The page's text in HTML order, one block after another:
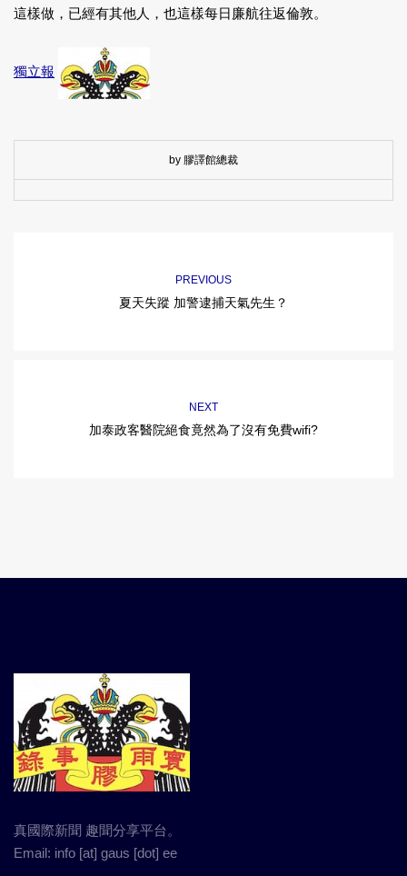
這樣做，已經有其他人，也這樣每日廉航往返倫敦。
獨立報
by 膠譯館總裁
PREVIOUS
夏天失蹤 加警逮捕天氣先生？
NEXT
加泰政客醫院絕食竟然為了沒有免費wifi?
真國際新聞 趣聞分享平台。
Email: info [at] gaus [dot] ee